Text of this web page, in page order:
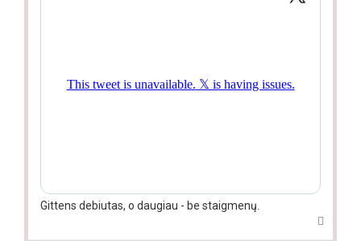
Gittens debiutas, o daugiau - be staigmenų.